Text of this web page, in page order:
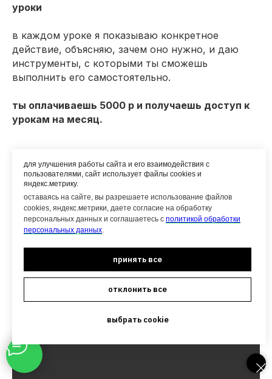
уроки
в каждом уроке я показываю конкретное
действие, объясняю, зачем оно нужно, и даю
инструменты, с которыми ты сможешь
выполнить его самостоятельно.
ты оплачиваешь 5000 р и получаешь доступ к
урокам на месяц.
рабочие инструменты, которые упростят
твою работу онлайн;
возможность задать вопрос к каждому
уроку;
моя обратная связь по твоему
доступ открывается сразу после оплаты. не
для улучшения работы сайта и его взаимодействия с
пользователями, сайт использует файлы cookies и
яндекс.метрику.
оставаясь на сайте, вы разрешаете использование файлов
cookies, яндекс.метрики, даете согласие на обработку
персональных данных и соглашаетесь с политикой обработки
персональных данных
принять все
отклонить все
выбрать cookie